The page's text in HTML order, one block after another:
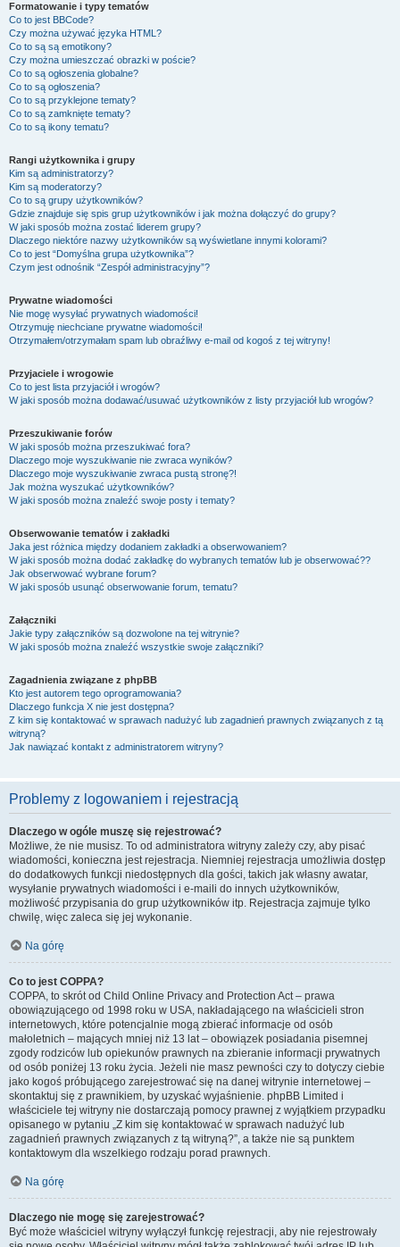
Formatowanie i typy tematów
Co to jest BBCode?
Czy można używać języka HTML?
Co to są są emotikony?
Czy można umieszczać obrazki w poście?
Co to są ogłoszenia globalne?
Co to są ogłoszenia?
Co to są przyklejone tematy?
Co to są zamknięte tematy?
Co to są ikony tematu?
Rangi użytkownika i grupy
Kim są administratorzy?
Kim są moderatorzy?
Co to są grupy użytkowników?
Gdzie znajduje się spis grup użytkowników i jak można dołączyć do grupy?
W jaki sposób można zostać liderem grupy?
Dlaczego niektóre nazwy użytkowników są wyświetlane innymi kolorami?
Co to jest “Domyślna grupa użytkownika”?
Czym jest odnośnik “Zespół administracyjny”?
Prywatne wiadomości
Nie mogę wysyłać prywatnych wiadomości!
Otrzymuję niechciane prywatne wiadomości!
Otrzymałem/otrzymałam spam lub obraźliwy e-mail od kogoś z tej witryny!
Przyjaciele i wrogowie
Co to jest lista przyjaciół i wrogów?
W jaki sposób można dodawać/usuwać użytkowników z listy przyjaciół lub wrogów?
Przeszukiwanie forów
W jaki sposób można przeszukiwać fora?
Dlaczego moje wyszukiwanie nie zwraca wyników?
Dlaczego moje wyszukiwanie zwraca pustą stronę?!
Jak można wyszukać użytkowników?
W jaki sposób można znaleźć swoje posty i tematy?
Obserwowanie tematów i zakładki
Jaka jest różnica między dodaniem zakładki a obserwowaniem?
W jaki sposób można dodać zakładkę do wybranych tematów lub je obserwować??
Jak obserwować wybrane forum?
W jaki sposób usunąć obserwowanie forum, tematu?
Załączniki
Jakie typy załączników są dozwolone na tej witrynie?
W jaki sposób można znaleźć wszystkie swoje załączniki?
Zagadnienia związane z phpBB
Kto jest autorem tego oprogramowania?
Dlaczego funkcja X nie jest dostępna?
Z kim się kontaktować w sprawach nadużyć lub zagadnień prawnych związanych z tą
witryną?
Jak nawiązać kontakt z administratorem witryny?
Problemy z logowaniem i rejestracją
Dlaczego w ogóle muszę się rejestrować?
Możliwe, że nie musisz. To od administratora witryny zależy czy, aby pisać
wiadomości, konieczna jest rejestracja. Niemniej rejestracja umożliwia dostęp
do dodatkowych funkcji niedostępnych dla gości, takich jak własny awatar,
wysyłanie prywatnych wiadomości i e-maili do innych użytkowników,
możliwość przypisania do grup użytkowników itp. Rejestracja zajmuje tylko
chwilę, więc zaleca się jej wykonanie.
Na górę
Co to jest COPPA?
COPPA, to skrót od Child Online Privacy and Protection Act – prawa
obowiązującego od 1998 roku w USA, nakładającego na właścicieli stron
internetowych, które potencjalnie mogą zbierać informacje od osób
małoletnich – mających mniej niż 13 lat – obowiązek posiadania pisemnej
zgody rodziców lub opiekunów prawnych na zbieranie informacji prywatnych
od osób poniżej 13 roku życia. Jeżeli nie masz pewności czy to dotyczy ciebie
jako kogoś próbującego zarejestrować się na danej witrynie internetowej –
skontaktuj się z prawnikiem, by uzyskać wyjaśnienie. phpBB Limited i
właściciele tej witryny nie dostarczają pomocy prawnej z wyjątkiem przypadku
opisanego w pytaniu „Z kim się kontaktować w sprawach nadużyć lub
zagadnień prawnych związanych z tą witryną?”, a także nie są punktem
kontaktowym dla wszelkiego rodzaju porad prawnych.
Na górę
Dlaczego nie mogę się zarejestrować?
Być może właściciel witryny wyłączył funkcję rejestracji, aby nie rejestrowały